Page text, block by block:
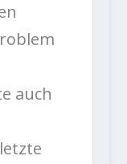
auch